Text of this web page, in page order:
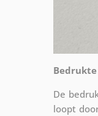
De
loopt